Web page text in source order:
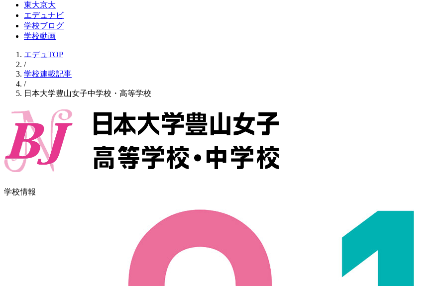
東大京大
エデュナビ
学校ブログ
学校動画
エデュTOP
/
学校連載記事
/
日本大学豊山女子中学校・高等学校
学校情報